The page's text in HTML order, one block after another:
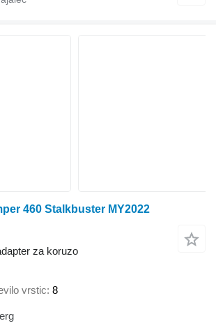
460 Stalkbuster MY2022
za koruzo
vrstic 8